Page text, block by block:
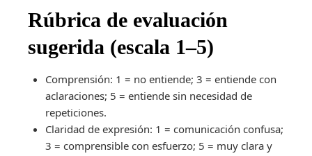
Rúbrica de evaluación
sugerida (escala 1–5)
Comprensión: 1 = no entiende; 3 = entiende con
aclaraciones; 5 = entiende sin necesidad de
repeticiones.
Claridad de expresión: 1 = comunicación confusa;
3 = comprensible con esfuerzo; 5 = muy clara y